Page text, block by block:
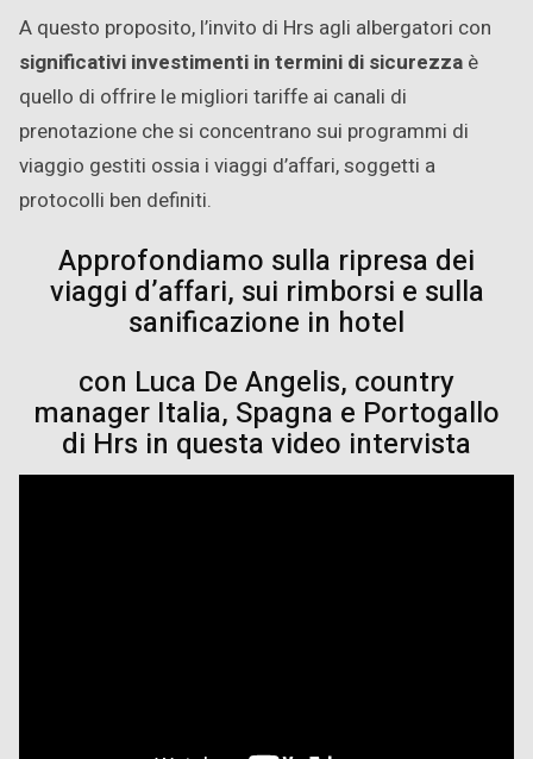
A questo proposito, l’invito di Hrs agli albergatori con
significativi investimenti in termini di sicurezza è
quello di offrire le migliori tariffe ai canali di
prenotazione che si concentrano sui programmi di
viaggio gestiti ossia i viaggi d’affari, soggetti a
protocolli ben definiti.
Approfondiamo sulla ripresa dei
viaggi d’affari, sui rimborsi e sulla
sanificazione in hotel
con Luca De Angelis, country
manager Italia, Spagna e Portogallo
di Hrs in questa video intervista